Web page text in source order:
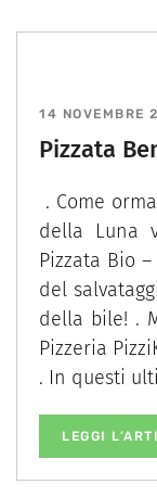
14 NOVEMBRE
Pizzata
. Come
della Luna
Pizzata Bio
del
della bile! .
Pizzeria
. In questi
LEGGI